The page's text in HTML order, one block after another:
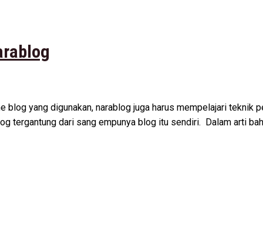
blog yang digunakan, narablog juga harus mempelajari teknik
tergantung dari sang empunya blog itu sendiri. Dalam arti